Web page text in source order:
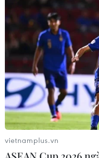
Cầu thủ Alex Morgan (13,
tuyển Nữ Việt
vietnamplus.vn